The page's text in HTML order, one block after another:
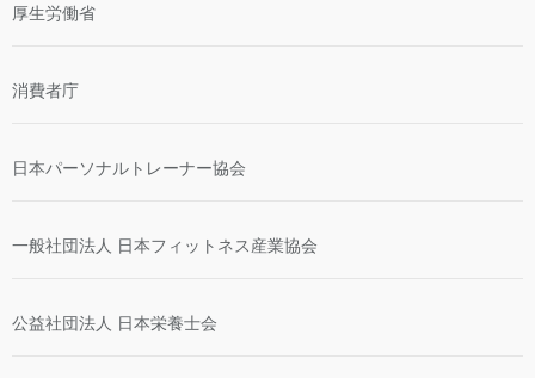
厚生労働省
消費者庁
日本パーソナルトレーナー協会
一般社団法人 日本フィットネス産業協会
公益社団法人 日本栄養士会